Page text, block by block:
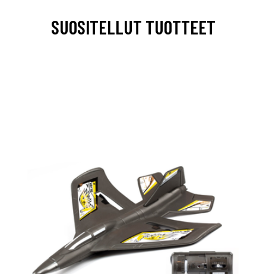
SUOSITELLUT TUOTTEET